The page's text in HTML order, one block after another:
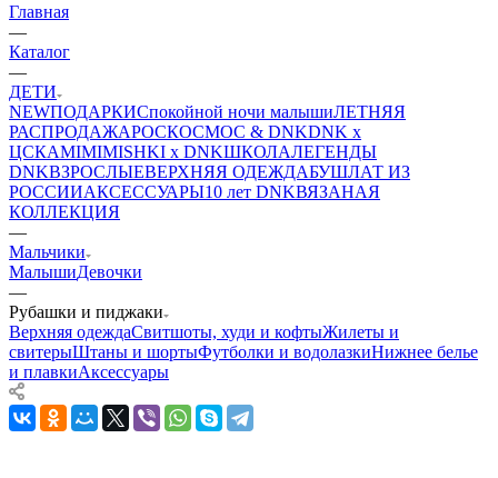
Главная
—
Каталог
—
ДЕТИ
NEWПОДАРКИСпокойной ночи малышиЛЕТНЯЯ
РАСПРОДАЖАРОСКОСМОС & DNKDNK x
ЦСКАMIMIMISHKI x DNKШКОЛАЛЕГЕНДЫ
DNKВЗРОСЛЫЕВЕРХНЯЯ ОДЕЖДАБУШЛАТ ИЗ
РОССИИАКСЕССУАРЫ10 лет DNKВЯЗАНАЯ
КОЛЛЕКЦИЯ
—
Мальчики
МалышиДевочки
—
Рубашки и пиджаки
Верхняя одеждаСвитшоты, худи и кофтыЖилеты и
свитерыШтаны и шортыФутболки и водолазкиНижнее белье
и плавкиАксессуары